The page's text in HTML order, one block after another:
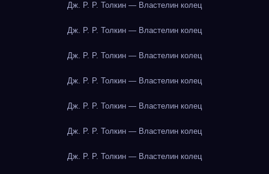
Дж. Р. Р. Толкин — Властелин колец
Дж. Р. Р. Толкин — Властелин колец
Дж. Р. Р. Толкин — Властелин колец
Дж. Р. Р. Толкин — Властелин колец
Дж. Р. Р. Толкин — Властелин колец
Дж. Р. Р. Толкин — Властелин колец
Дж. Р. Р. Толкин — Властелин колец